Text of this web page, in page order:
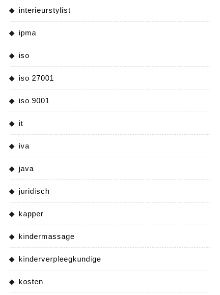
interieurstylist
ipma
iso
iso 27001
iso 9001
it
iva
java
juridisch
kapper
kindermassage
kinderverpleegkundige
kosten